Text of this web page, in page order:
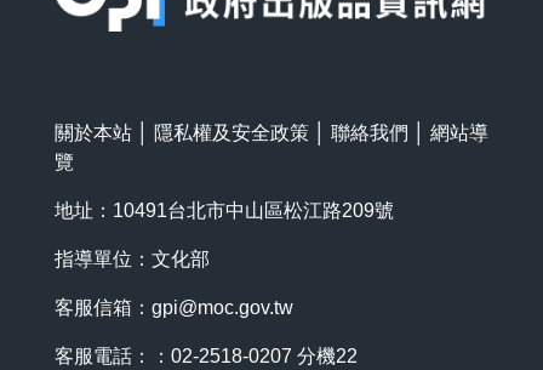
關於本站 隱私權及安全政策 聯絡我們
網站導
覽
地址：10491台北市中山區松江路209號
指導單位：文化部
客服信箱： gpi@moc.gov.tw
客服電話：：02-2518-0207 分機22